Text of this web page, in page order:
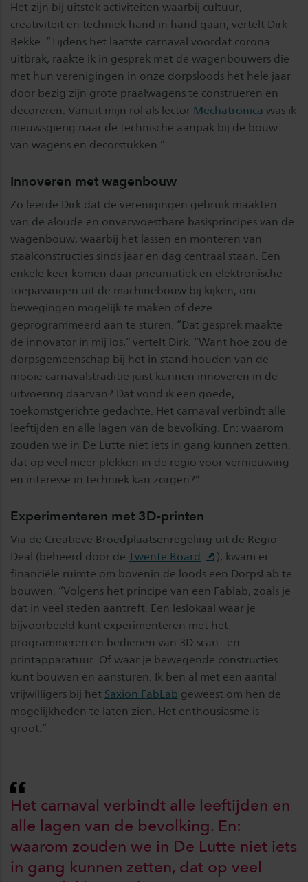
Het zijn bij uitstek activiteiten waarbij cultuur,
creativiteit en techniek hand in hand gaan, vertelt Dirk
Bekke. “Tijdens het laatste carnaval voordat corona
uitbrak, raakte ik in gesprek met de wagenbouwers die
met hun verenigingen in onze dorpsloods het hele jaar
door bezig zijn grote praalwagens te construeren en
decoreren. Vanuit mijn rol als lector Mechatronica was ik
nieuwsgierig naar de technische aanpak bij de bouw
van wagens en decorstukken.”
Innoveren met wagenbouw
Zo leerde Dirk dat de verenigingen gebruik maakten
van de aloude en onverwoestbare basisprincipes van de
wagenbouw, waarbij het lassen en monteren van
staalconstructies sinds jaar en dag centraal staan. Een
enkele keer komen daar pneumatiek en elektronische
toepassingen uit de machinebouw bij kijken, om
bewegingen mogelijk te maken of deze
geprogrammeerd aan te sturen. “Dat gesprek maakte
de innovator in mij los,” vertelt Dirk. “Want hoe zou de
dorpsgemeenschap bij het in stand houden van de
mooie carnavalstraditie juist kunnen innoveren in de
uitvoering daarvan? Dat vond ik een goede,
toekomstgerichte gedachte. Het carnaval verbindt alle
leeftijden en alle lagen van de bevolking. En: waarom
zouden we in De Lutte niet iets in gang kunnen zetten,
dat op veel meer plekken in de regio voor vernieuwing
en interesse in techniek kan zorgen?”
Experimenteren met 3D-printen
Via de Creatieve Broedplaatsenregeling uit de Regio
Deal (beheerd door de Twente Board
), kwam er
financiële ruimte om bovenin de loods een DorpsLab te
bouwen. “Volgens het principe van een Fablab, zoals je
dat in veel steden aantreft. Een leslokaal waar je
bijvoorbeeld kunt experimenteren met het
programmeren en bedienen van 3D-scan –en
printapparatuur. Of waar je bewegende constructies
kunt bouwen en aansturen. Ik ben al met een aantal
vrijwilligers bij het Saxion FabLab geweest om hen de
mogelijkheden te laten zien. Het enthousiasme is
groot.”
Het carnaval verbindt alle leeftijden en
alle lagen van de bevolking. En:
waarom zouden we in De Lutte niet iets
in gang kunnen zetten, dat op veel